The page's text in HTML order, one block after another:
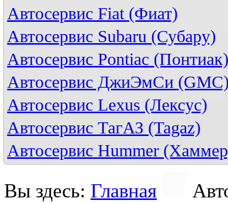
Автосервис Fiat (Фиат)
Автосервис Subaru (Субару)
Автосервис Pontiac (Понтиак)
Автосервис ДжиЭмСи
Автосервис Lexus (Лексус)
Автосервис ТагАЗ (Tagaz)
Автосервис Hummer
Вы здесь: Главная